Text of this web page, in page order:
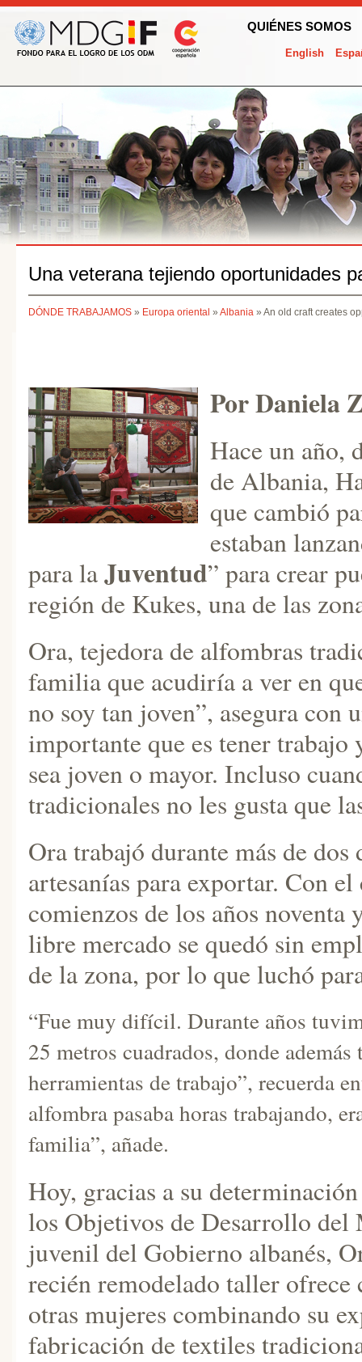
QUIÉNES SOMOS
English
Una veterana tejiendo oportunidades
DÓNDE TRABAJAMOS » Europa oriental » Albania » An old craft creates
Por Daniela
Hace un año,
de Albania,
que cambió
estaban
para laJuventud” para crear
región de Kukes, una de las
Ora, tejedora de alfombras
familia que acudiría a ver en
no soy tan joven”, asegura con
importante que es tener
sea joven o mayor. Incluso
tradicionales no les gusta que
Ora trabajó durante más de dos
artesanías para exportar. Con
comienzos de los años
libre mercado se quedó sin
de la zona, por lo que luchó
“Fue muy difícil. Durante años
25 metros cuadrados, donde
herramientas de trabajo”, recuerda
alfombra pasaba horas trabajando,
familia”, añade.
Hoy, gracias a su
los Objetivos de Desarrollo
juvenil del Gobierno albanés,
recién remodelado taller ofrece
otras mujeres combinando su
fabricación de textiles